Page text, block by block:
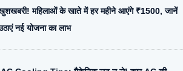
महिलाओं के खाते में हर महीने आएंगे ₹1500, जानें
नई योजना का लाभ